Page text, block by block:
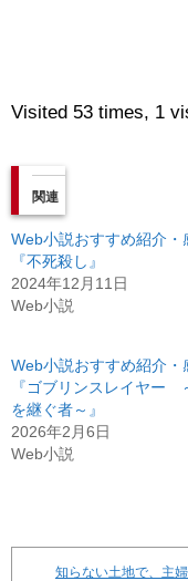
Visited 53 times, 1
関連
Web小説おすすめ紹介・
『不死殺し』
2024年12月11日
Web小説
Web小説おすすめ紹介・
『ゴブリンスレイヤー
を継ぐ者～』
2026年2月6日
Web小説
知らない土地で、主